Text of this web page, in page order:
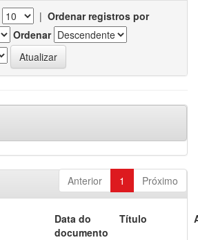
| Ordenar registros por
Ordenar
Anterior 1 Próximo
Data do
documento
Título